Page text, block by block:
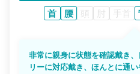
首 腰 頭 肘 手首
非常に親身に状態を確認戴き
リーに対応戴き、ほんとに通